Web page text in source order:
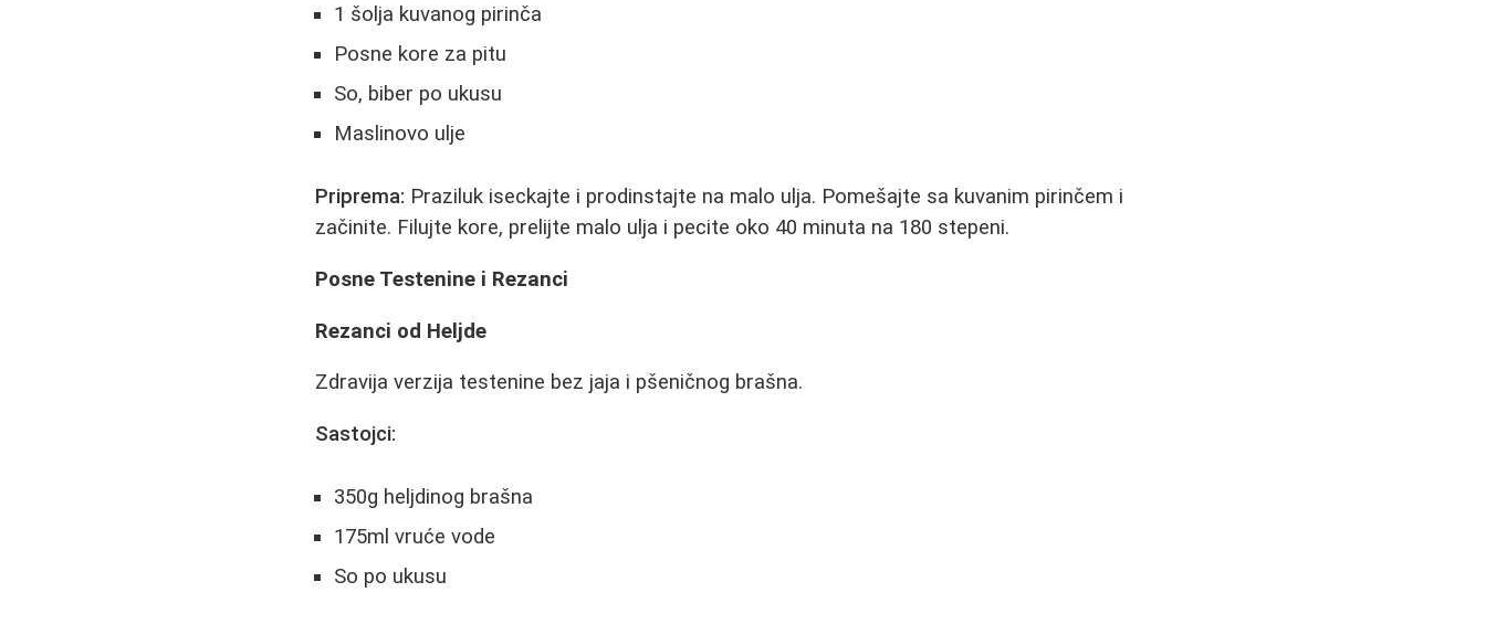
1 šolja kuvanog pirinča
Posne kore za pitu
So, biber po ukusu
Maslinovo ulje
Priprema: Praziluk iseckajte i prodinstajte na malo ulja. Pomešajte sa kuvanim pirinčem i
začinite. Filujte kore, prelijte malo ulja i pecite oko 40 minuta na 180 stepeni.
Posne Testenine i Rezanci
Rezanci od Heljde
Zdravija verzija testenine bez jaja i pšeničnog brašna.
Sastojci:
350g heljdinog brašna
175ml vruće vode
So po ukusu